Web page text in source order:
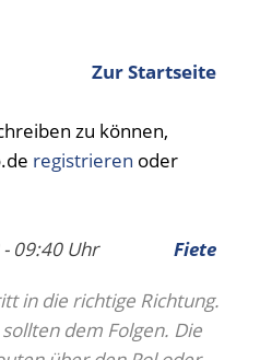
Zur Startseite
zu können,
registrieren oder
09:40 Uhr Fiete
in die richtige Richtung.
dem Folgen. Die